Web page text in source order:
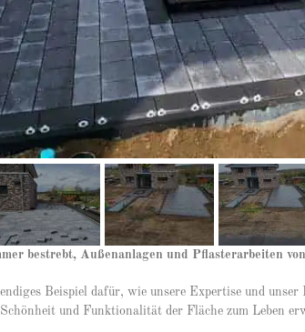
bestrebt, Außenanlagen und Pflasterarbeiten
Beispiel dafür, wie unsere Expertise und
und Funktionalität der Fläche zum Leben